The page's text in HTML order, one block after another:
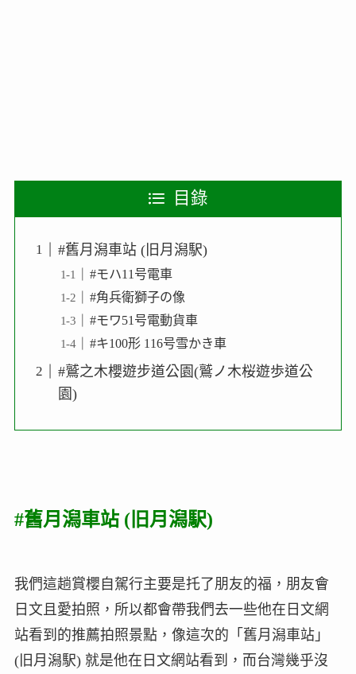
目錄
#舊月潟車站 (旧月潟駅)
#モハ11号電車
#角兵衛獅子の像
#モワ51号電動貨車
#キ100形 116号雪かき車
#鷲之木櫻遊步道公園(鷲ノ木桜遊歩道公
園)
#舊月潟車站 (旧月潟駅)
我們這趟賞櫻自駕行主要是托了朋友的福，朋友會
日文且愛拍照，所以都會帶我們去一些他在日文網
站看到的推薦拍照景點，像這次的「舊月潟車站」
(旧月潟駅) 就是他在日文網站看到，而台灣幾乎沒